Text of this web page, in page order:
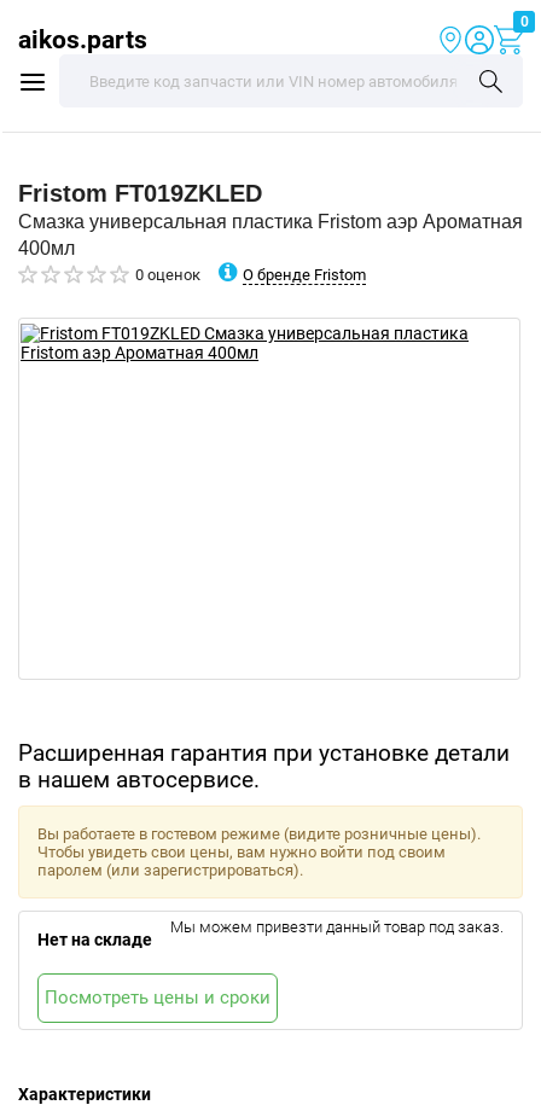
aikos.parts
0
Fristom FT019ZKLED
Смазка универсальная пластика Fristom аэр Ароматная
400мл
0 оценок О бренде Fristom
Расширенная гарантия при установке детали
в нашем автосервисе.
Характеристики
Вы работаете в гостевом режиме (видите розничные цены).
Чтобы увидеть свои цены, вам нужно войти под своим
паролем (или зарегистрироваться).
Нет на складе
Мы можем привезти данный товар под заказ.
Посмотреть цены и сроки